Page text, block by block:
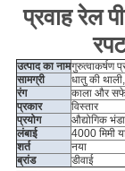
POLICY
प्रवाह रेल
उत्पाद का नामगुरुत्वाकर्षण
सामग्री
धातु की
रंग
काला और
प्रकार
विस्तार
प्रयोग
औद्योगिक
लंबाई
4000 मिमी
शर्त
नया
ब्रांड
डीवाई